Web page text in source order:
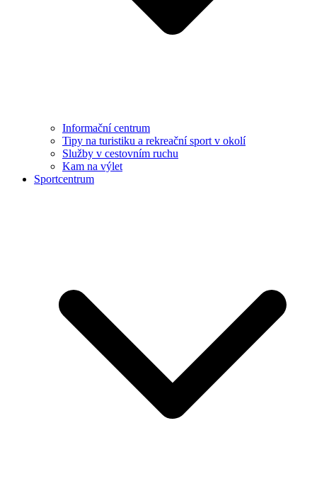
Informační centrum
Tipy na turistiku a rekreační sport v okolí
Služby v cestovním ruchu
Kam na výlet
Sportcentrum